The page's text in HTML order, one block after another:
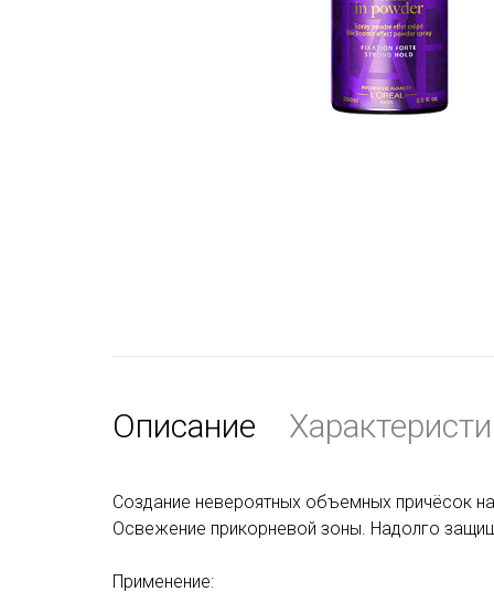
Описание
Создание невероятных объемных причёсок
Освежение прикорневой зоны. Надолго
Применение: